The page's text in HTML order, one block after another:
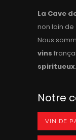
La Cave
non loin de
Nous
vins
spiritueux.
Notre
VIN DE